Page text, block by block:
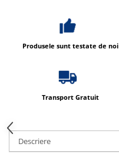
Uscatoare de maini si par
Uscatoare de maini
Produse ingrijire personala
Crema de corp
Sapun lichid
Sapun solid
Produsele sunt testate de noi
Transport Gratuit
Descriere